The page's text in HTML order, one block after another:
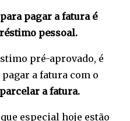
pagar a fatura é
pessoal.
pré-aprovado, é
a fatura com o
parcelar a fatura.
especial hoje estão